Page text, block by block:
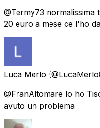
@Termy73
20 euro a mese ce l'ho
Luca Merlo
@FranAltomare Io ho
avuto un problema